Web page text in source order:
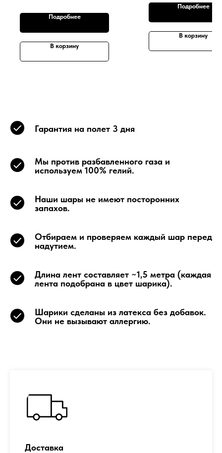
Подробнее
В корзину
Подробнее
В корзину
Гарантия на полет 3 дня
Мы против разбавленного газа и
используем 100% гелий.
Наши шары не имеют посторонних
запахов.
Отбираем и проверяем каждый шар перед
надутием.
Длина лент составляет ~1,5 метра (каждая
лента подобрана в цвет шарика).
Шарики сделаны из латекса без добавок.
Они не вызывают аллергию.
Доставка